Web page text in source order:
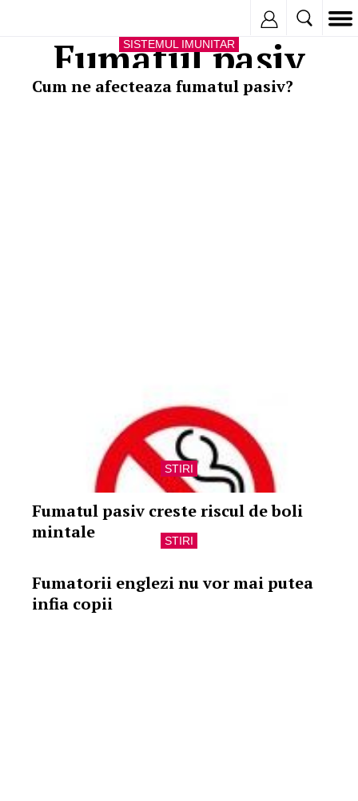
Fumatul pasiv
SISTEMUL IMUNITAR
Cum ne afecteaza fumatul pasiv?
STIRI
Fumatul pasiv creste riscul de boli
mintale
STIRI
Fumatorii englezi nu vor mai putea
infia copii